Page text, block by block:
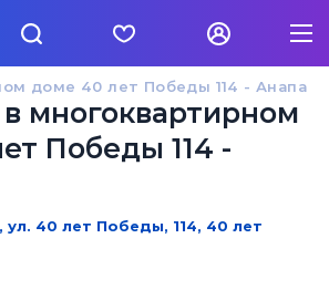
доме 40 лет Победы 114 - Анапа
многоквартирном
Победы 114 -
ул. 40 лет Победы, 114, 40 лет